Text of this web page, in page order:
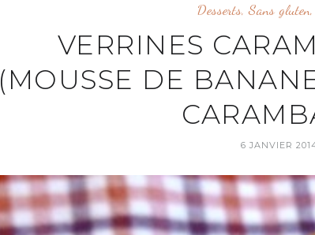
Desserts,Sans gluten,
VERRINES
(MOUSSE DE
6 JANVIER